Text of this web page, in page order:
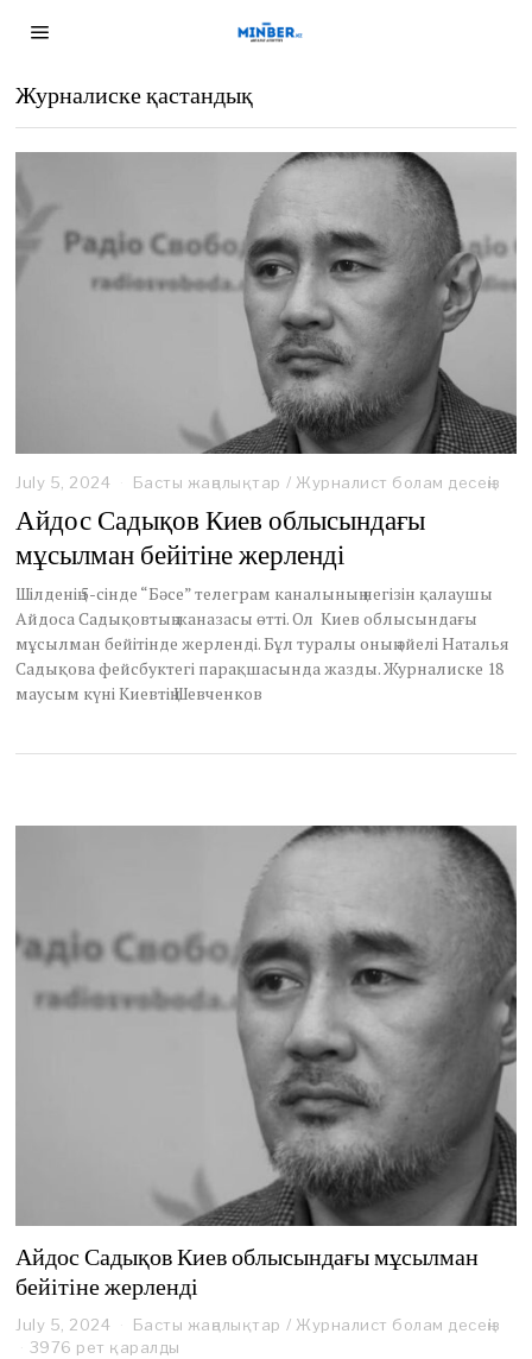
Журналиске қастандық
July 5, 2024
l
y
6
,
0
2
4
Басты жаңалықтар / Журналист болам десеңіз
Айдос Садықов Киев облысындағы
мұсылман бейітіне жерленді
Шілденің 5-сінде “Бәсе” телеграм каналының негізін қалаушы
Айдоса Садықовтың жаназасы өтті. Ол Киев облысындағы
мұсылман бейітінде жерленді. Бұл туралы оның әйелі Наталья
Садықова фейсбуктегі парақшасында жазды. Журналиске 18
маусым күні Киевтің Шевченков
Айдос Садықов Киев облысындағы мұсылман
бейітіне жерленді
July 5, 2024
u
Басты жаңалықтар / Журналист болам десеңіз
3976 рет қаралды